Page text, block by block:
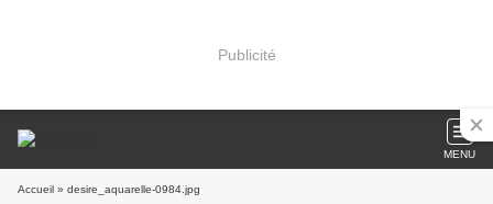
Publicité
MENU
Accueil » desire_aquarelle-0984.jpg